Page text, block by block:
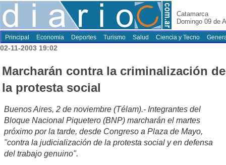
Catamarca
Domingo 09 de
Principal Economia Deportes Turismo Salud Ciencia y Tecno
02-11-2003 19:02
Marcharán contra la criminalización de
la protesta social
Buenos Aires, 2 de noviembre (Télam).- Integrantes del
Bloque Nacional Piquetero (BNP) marcharán el martes
próximo por la tarde, desde Congreso a Plaza de Mayo,
"contra la judicialización de la protesta social y en defensa
del trabajo genuino".